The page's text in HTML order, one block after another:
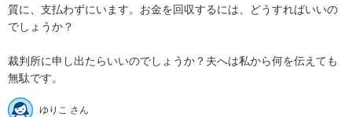
質に、支払わずにいます。お金を回収するには、どうすればいいの
でしょうか？
裁判所に申し出たらいいのでしょうか？夫へは私から何を伝えても
無駄です。
ゆりこ さん